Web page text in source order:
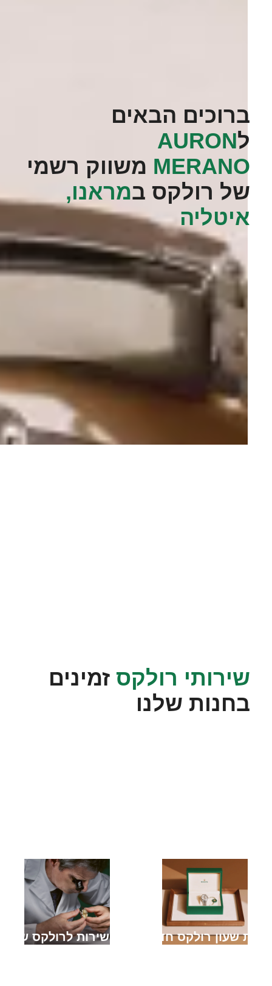
ברוכים הבאים
ל‭AURON
MERANO‬ משווק רשמי
של רולקס במראנו,
איטליה
שירותי רולקסזמינים
בחנות שלנו
קניית שעון רולקס חדש מתן שירות לרולקס שלך